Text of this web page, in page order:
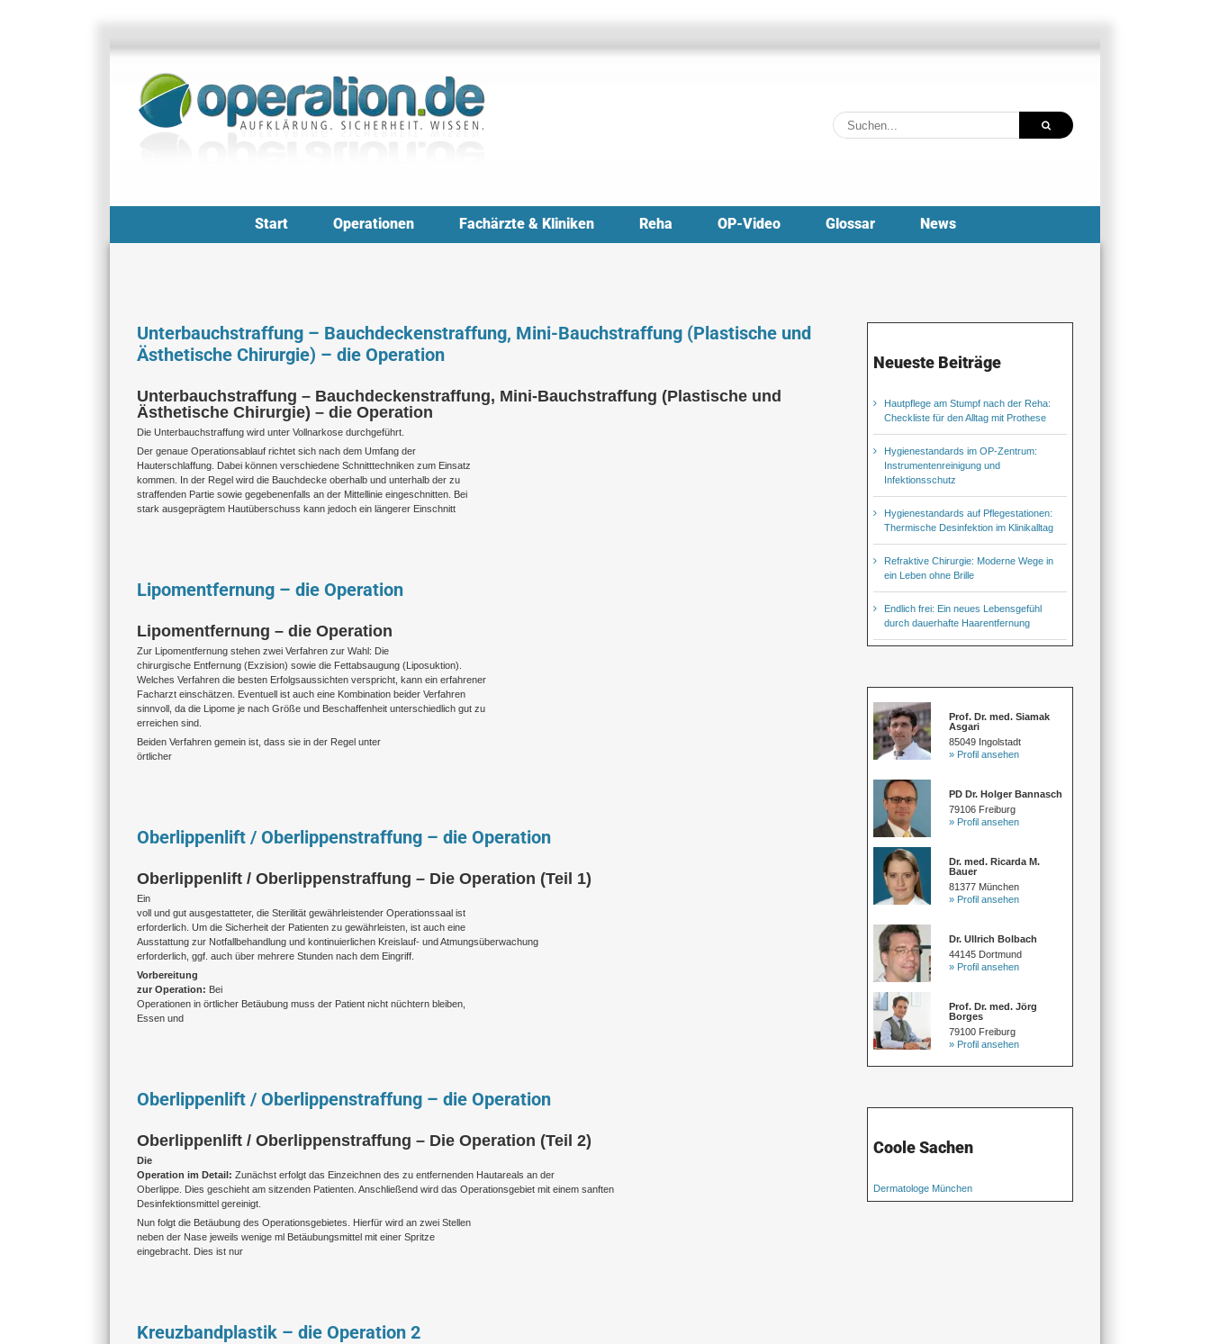
Suche
nach:
Start Operationen Fachärzte & Kliniken Reha OP-Video Glossar News
Unterbauchstraffung – Bauchdeckenstraffung, Mini-Bauchstraffung (Plastische und
Ästhetische Chirurgie) – die Operation
Unterbauchstraffung – Bauchdeckenstraffung, Mini-Bauchstraffung (Plastische und
Ästhetische Chirurgie) – die Operation
Die Unterbauchstraffung wird unter Vollnarkose durchgeführt.
Der genaue Operationsablauf richtet sich nach dem Umfang der
Hauterschlaffung. Dabei können verschiedene Schnitttechniken zum Einsatz
kommen. In der Regel wird die Bauchdecke oberhalb und unterhalb der zu
straffenden Partie sowie gegebenenfalls an der Mittellinie eingeschnitten. Bei
stark ausgeprägtem Hautüberschuss kann jedoch ein längerer Einschnitt
Lipomentfernung – die Operation
Lipomentfernung – die Operation
Zur Lipomentfernung stehen zwei Verfahren zur Wahl: Die
chirurgische Entfernung (Exzision) sowie die Fettabsaugung (Liposuktion).
Welches Verfahren die besten Erfolgsaussichten verspricht, kann ein erfahrener
Facharzt einschätzen. Eventuell ist auch eine Kombination beider Verfahren
sinnvoll, da die Lipome je nach Größe und Beschaffenheit unterschiedlich gut zu
erreichen sind.
Beiden Verfahren gemein ist, dass sie in der Regel unter
örtlicher
Oberlippenlift / Oberlippenstraffung – die Operation
Oberlippenlift / Oberlippenstraffung – Die Operation (Teil 1)
Ein
voll und gut ausgestatteter, die Sterilität gewährleistender Operationssaal ist
erforderlich. Um die Sicherheit der Patienten zu gewährleisten, ist auch eine
Ausstattung zur Notfallbehandlung und kontinuierlichen Kreislauf- und Atmungsüberwachung
erforderlich, ggf. auch über mehrere Stunden nach dem Eingriff.
Vorbereitung
zur Operation: Bei
Operationen in örtlicher Betäubung muss der Patient nicht nüchtern bleiben,
Essen und
Oberlippenlift / Oberlippenstraffung – die Operation
Oberlippenlift / Oberlippenstraffung – Die Operation (Teil 2)
Die
Operation im Detail: Zunächst erfolgt das Einzeichnen des zu entfernenden Hautareals an der
Oberlippe. Dies geschieht am sitzenden Patienten. Anschließend wird das Operationsgebiet mit einem sanften
Desinfektionsmittel gereinigt.
Nun folgt die Betäubung des Operationsgebietes. Hierfür wird an zwei Stellen
neben der Nase jeweils wenige ml Betäubungsmittel mit einer Spritze
eingebracht. Dies ist nur
Kreuzbandplastik – die Operation 2
Neueste Beiträge
Hautpflege am Stumpf nach der Reha:
Checkliste für den Alltag mit Prothese
Hygienestandards im OP-Zentrum:
Instrumentenreinigung und
Infektionsschutz
Hygienestandards auf Pflegestationen:
Thermische Desinfektion im Klinikalltag
Refraktive Chirurgie: Moderne Wege in
ein Leben ohne Brille
Endlich frei: Ein neues Lebensgefühl
durch dauerhafte Haarentfernung
Prof. Dr. med. Siamak
Asgari
85049 Ingolstadt
» Profil ansehen
PD Dr. Holger Bannasch
79106 Freiburg
» Profil ansehen
Dr. med. Ricarda M.
Bauer
81377 München
» Profil ansehen
Dr. Ullrich Bolbach
44145 Dortmund
» Profil ansehen
Prof. Dr. med. Jörg
Borges
79100 Freiburg
» Profil ansehen
Coole Sachen
Dermatologe München